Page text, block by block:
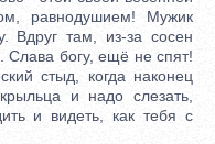
равнодушием! Мужик
Вдруг там, из-за сосен
Слава богу, ещё не спят!
стыд, когда наконец
и надо слезать,
и видеть, как тебя с